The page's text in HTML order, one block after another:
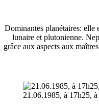
Dominantes planétaires: elle
lunaire et plutonienne.
grâce aux aspects aux
21.06.1985, à 17h25, à